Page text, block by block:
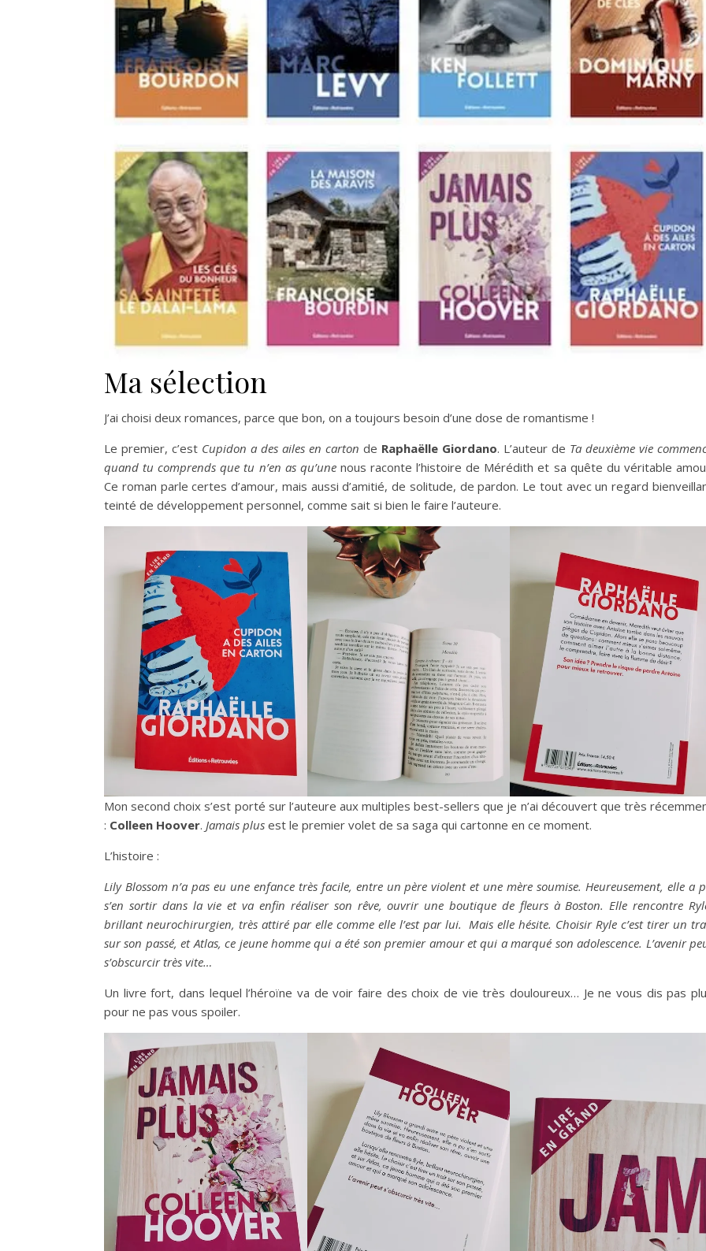
Ma sélection
J’ai choisi deux romances, parce que bon, on a toujours besoin d’une dose de romantisme !
Le premier, c’est Cupidon a des ailes en carton de Raphaëlle Giordano. L’auteur de Ta deuxième vie
quand tu comprends que tu n’en as qu’unenous raconte l’histoire de Mérédith et sa quête du véritable
Ce roman parle certes d’amour, mais aussi d’amitié, de solitude, de pardon. Le tout avec un regard
teinté de développement personnel, comme sait si bien le faire l’auteure.
Mon second choix s’est porté sur l’auteure aux multiples best-sellers que je n’ai découvert que très
: Colleen Hoover. Jamais plus est le premier volet de sa saga qui cartonne en ce moment.
L’histoire :
Lily Blossom n’a pas eu une enfance très facile, entre un père violent et une mère soumise. Heureusement, elle a
s’en sortir dans la vie et va enfin réaliser son rêve, ouvrir une boutique de fleurs à Boston. Elle rencontre
brillant neurochirurgien, très attiré par elle comme elle l’est par lui. Mais elle hésite. Choisir Ryle c’est tirer un
sur son passé, et Atlas, ce jeune homme qui a été son premier amour et qui a marqué son adolescence. L’avenir
s’obscurcir très vite…
Un livre fort, dans lequel l’héroïne va de voir faire des choix de vie très douloureux… Je ne vous dis pas
pour ne pas vous spoiler.